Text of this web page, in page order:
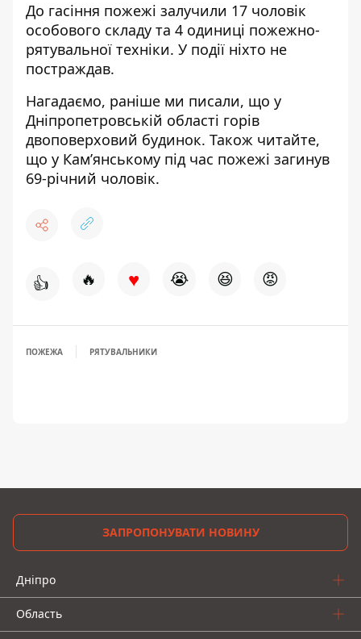
До гасіння пожежі залучили 17 чоловік
особового складу та 4 одиниці пожежно-
рятувальної техніки. У події ніхто не
постраждав.
Нагадаємо, раніше ми писали, що у
Дніпропетровській області горів
двоповерховий будинок. Також читайте,
що у Кам’янському під час пожежі загинув
69-річний чоловік.
👍 🔥 ♥ 😭 😆 😡
ПОЖЕЖА РЯТУВАЛЬНИКИ
ЗАПРОПОНУВАТИ НОВИНУ
Дніпро
Область